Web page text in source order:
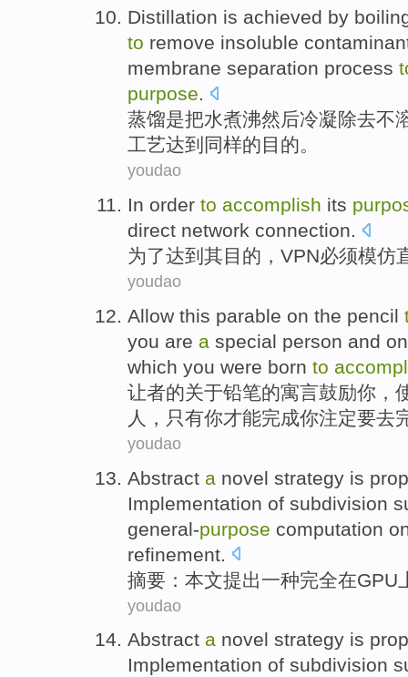
Distillation is achieved by
to remove insoluble
membrane separation process
purpose.
蒸馏是把水煮沸然后冷凝除去不
工艺达到 同样的目的。
youdao
In order to accomplish its
direct network connection.
为了达到 其目的 ， VPN必须模仿
youdao
Allow this parable on the pencil
you are a special person and
which you were born to
让者的关于铅笔的寓言鼓励你 ，
人
， 只有你才能完成你注定要去
youdao
Abstract a novel strategy is
Implementation of subdivision
general-purpose computation
refinement.
摘要 ：本文提出一种完全在GPU
youdao
Abstract a novel strategy is
Implementation of subdivision